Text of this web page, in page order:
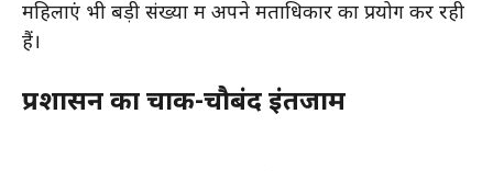
महिलाएं भी बड़ी संख्या में अपने मताधिकार का प्रयोग कर रही
हैं।
प्रशासन का चाक-चौबंद इंतजाम